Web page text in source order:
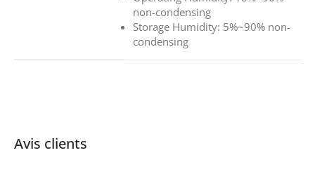
non-condensing
Storage Humidity: 5%~90% non-
condensing
Avis clients